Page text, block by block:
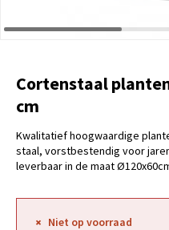
Cortenstaal
cm
Kwalitatief hoogwaardige
staal, vorstbestendig voor
leverbaar in de maat
Niet op voorraad